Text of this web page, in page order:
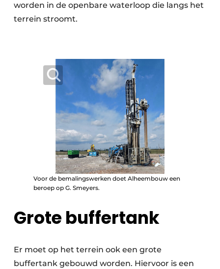
worden in de openbare waterloop die langs het
terrein stroomt.
Voor de bemalingswerken doet Alheembouw een
beroep op G. Smeyers.
Grote buffertank
Er moet op het terrein ook een grote
buffertank gebouwd worden. Hiervoor is een